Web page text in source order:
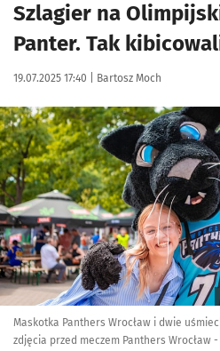
Szlagier na
Panter. Tak
Data publikacji:
19.07.2025 17:40 | Autor:
Bartosz Moch
Kliknij, aby zobaczyć galerię
Maskotka Panthers Wrocław i dwie
zdjęcia przed meczem Panthers Wrocław